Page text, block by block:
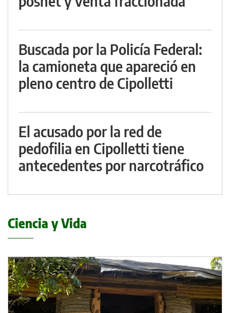
Buscada por la Policía Federal:
la camioneta que apareció en
pleno centro de Cipolletti
El acusado por la red de
pedofilia en Cipolletti tiene
antecedentes por narcotráfico
Ciencia y Vida